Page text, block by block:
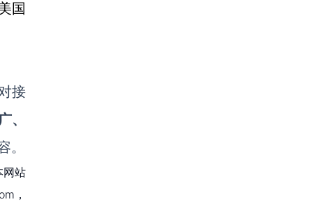
国
接
、
。
网站
，